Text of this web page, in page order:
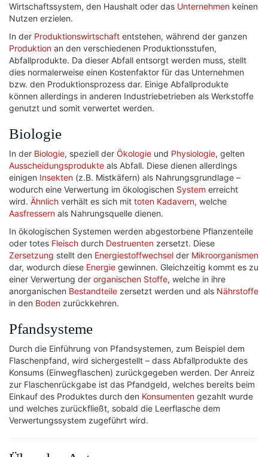
Wirtschaftssystem, den Haushalt oder das Unternehmen keinen
Nutzen erzielen.
In der Produktionswirtschaft entstehen, während der ganzen
Produktion an den verschiedenen Produktionsstufen,
Abfallprodukte. Da dieser Abfall entsorgt werden muss, stellt
dies normalerweise einen Kostenfaktor für das Unternehmen
bzw. den Produktionsprozess dar. Einige Abfallprodukte
können allerdings in anderen Industriebetrieben als Werkstoffe
genutzt und somit verwertet werden.
Biologie
In der Biologie, speziell der Ökologie und Physiologie, gelten
Ausscheidungsprodukte als Abfall. Diese dienen allerdings
einigen Insekten (z.B. Mistkäfern) als Nahrungsgrundlage –
wodurch eine Verwertung im ökologischen System erreicht
wird. Ähnlich verhält es sich mit toten Kadavern, welche
Aasfressern als Nahrungsquelle dienen.
In ökologischen Systemen werden abgestorbene Pflanzenteile
oder totes Fleisch durch Destruenten zersetzt. Diese
Zersetzung stellt den Energiestoffwechsel der Mikroorganismen
dar, wodurch diese Energie gewinnen. Gleichzeitig kommt es zu
einer Verwertung der organischen Stoffe, welche in ihre
anorganischen Bestandteile zersetzt werden und als Nährstoffe
in den Boden zurückkehren.
Pfandsysteme
Durch die Einführung von Pfandsystemen, zum Beispiel dem
Flaschenpfand, wird sichergestellt – dass Abfallprodukte des
Konsums (Einwegflaschen) zurückgegeben werden. Der Anreiz
zur Flaschenrückgabe ist das Pfandgeld, welches bereits beim
Einkauf des Produktes durch den Konsumenten gezahlt wurde
und welches zurückfließt, sobald die Leerflasche dem
Verwertungssystem zugeführt wird.